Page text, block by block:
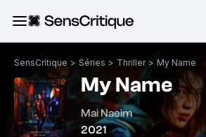
SensCritique > Séries > Thriller > My Name
My Name
Mai Naeim
2021